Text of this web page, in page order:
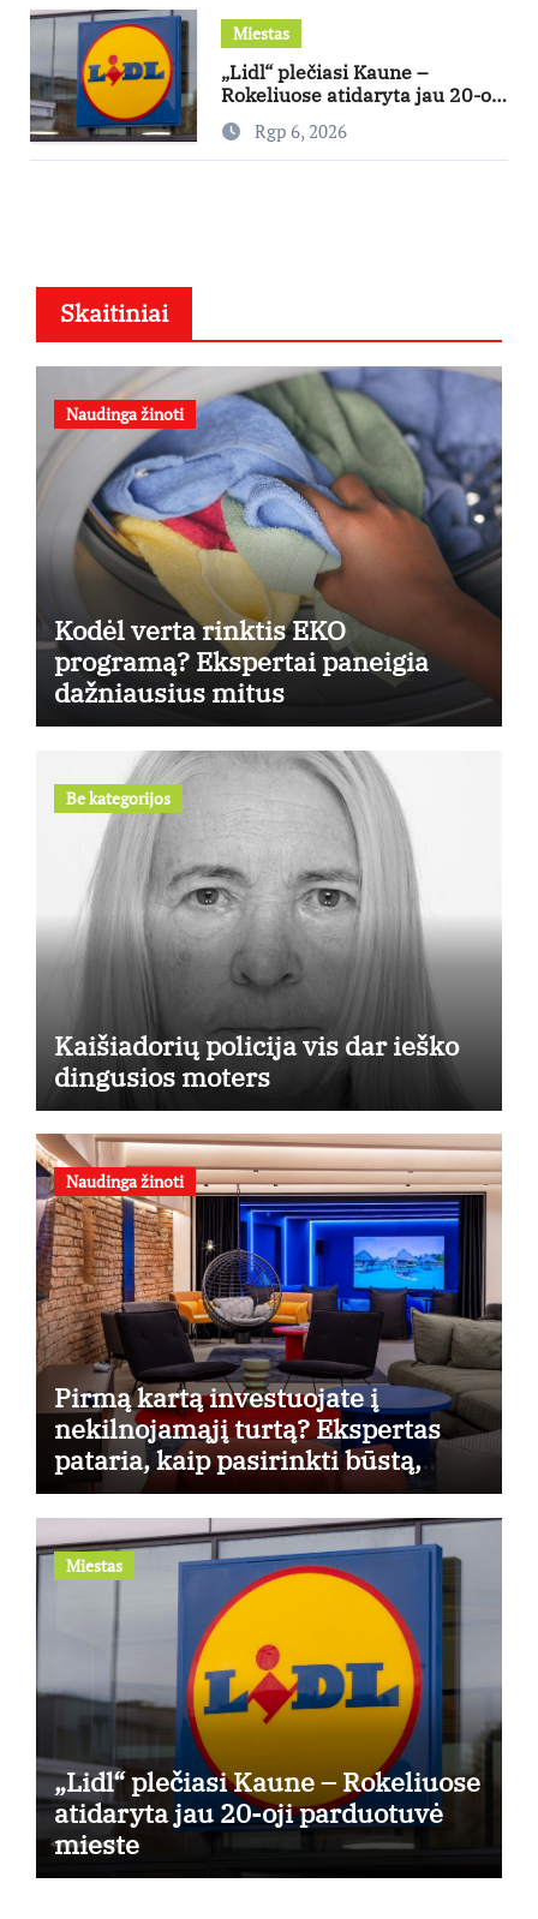
Miestas
„Lidl“ plečiasi Kaune –
Rokeliuose atidaryta jau 20-oji
parduotuvė mieste
Rgp 6, 2026
Skaitiniai
Naudinga žinoti
Kodėl verta rinktis EKO
programą? Ekspertai paneigia
dažniausius mitus
Be kategorijos
Kaišiadorių policija vis dar ieško
dingusios moters
Naudinga žinoti
Pirmą kartą investuojate į
nekilnojamąjį turtą? Ekspertas
pataria, kaip pasirinkti būstą,
kuris generuos grąžą
Miestas
„Lidl“ plečiasi Kaune – Rokeliuose
atidaryta jau 20-oji parduotuvė
mieste